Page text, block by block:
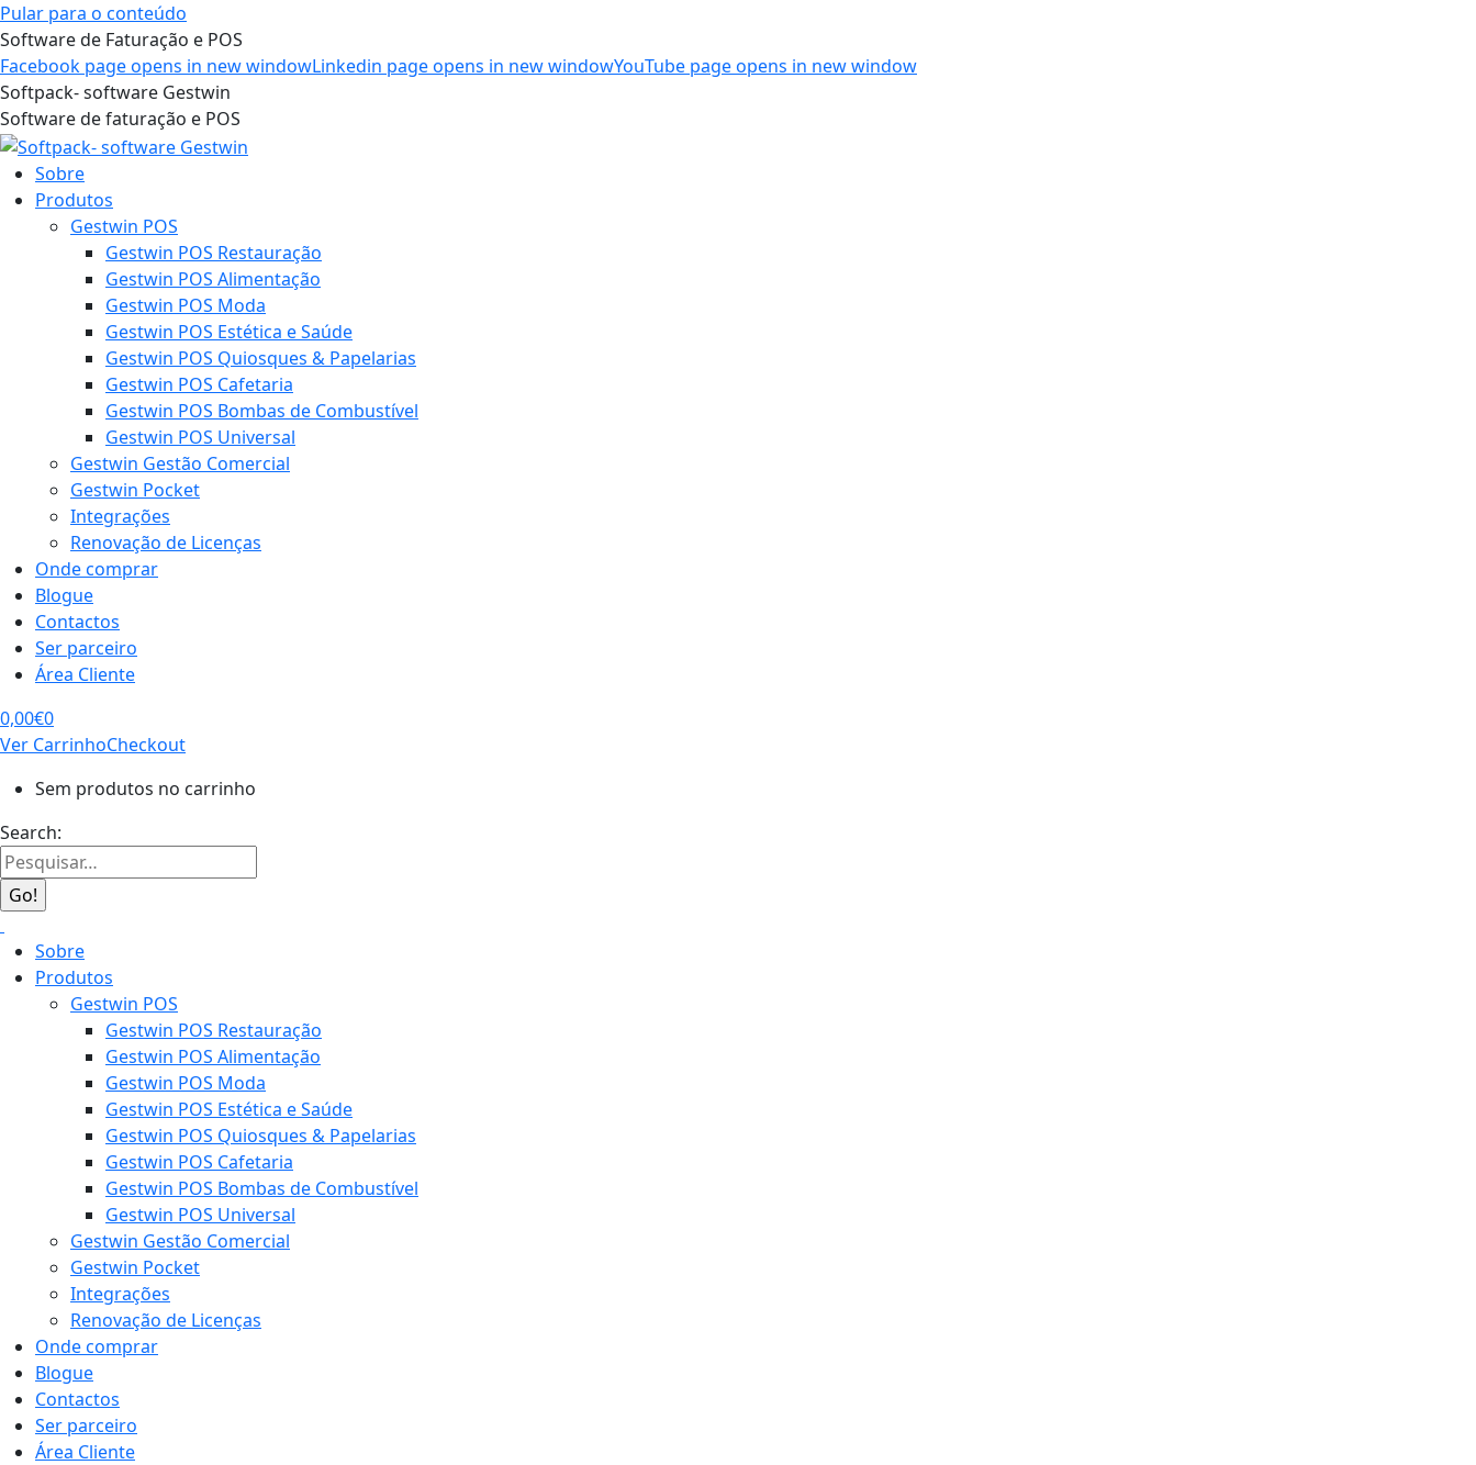
Pular para o conteúdo
Software de Faturação e POS
Facebook page opens in new windowLinkedin page opens in new windowYouTube page opens in new window
Softpack- software Gestwin
Software de faturação e POS
Sobre
Produtos
Gestwin POS
Gestwin POS Restauração
Gestwin POS Alimentação
Gestwin POS Moda
Gestwin POS Estética e Saúde
Gestwin POS Quiosques & Papelarias
Gestwin POS Cafetaria
Gestwin POS Bombas de Combustível
Gestwin POS Universal
Gestwin Gestão Comercial
Gestwin Pocket
Integrações
Renovação de Licenças
Onde comprar
Blogue
Contactos
Ser parceiro
Área Cliente
0,00€0
Ver CarrinhoCheckout
Sem produtos no carrinho
Search:
Sobre
Produtos
Gestwin POS
Gestwin POS Restauração
Gestwin POS Alimentação
Gestwin POS Moda
Gestwin POS Estética e Saúde
Gestwin POS Quiosques & Papelarias
Gestwin POS Cafetaria
Gestwin POS Bombas de Combustível
Gestwin POS Universal
Gestwin Gestão Comercial
Gestwin Pocket
Integrações
Renovação de Licenças
Onde comprar
Blogue
Contactos
Ser parceiro
Área Cliente